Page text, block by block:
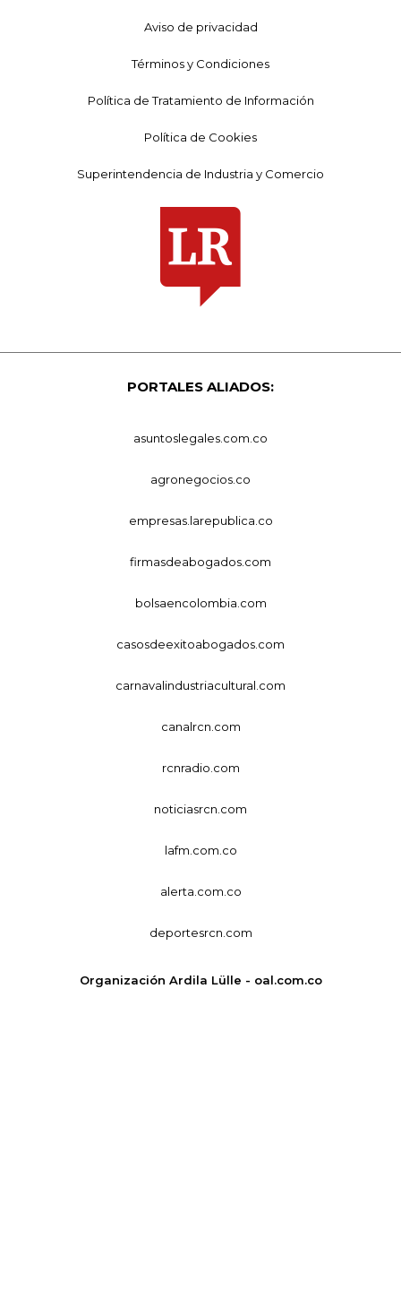
Aviso de privacidad
Términos y Condiciones
Política de Tratamiento de Información
Política de Cookies
Superintendencia de Industria y Comercio
PORTALES ALIADOS:
asuntoslegales.com.co
agronegocios.co
empresas.larepublica.co
firmasdeabogados.com
bolsaencolombia.com
casosdeexitoabogados.com
carnavalindustriacultural.com
canalrcn.com
rcnradio.com
noticiasrcn.com
lafm.com.co
alerta.com.co
deportesrcn.com
Organización Ardila Lülle - oal.com.co